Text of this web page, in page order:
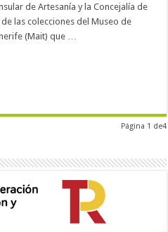
de Artesanía y la Concejalía de
las colecciones del Museo de
(Mait) que …
Página 1 de4